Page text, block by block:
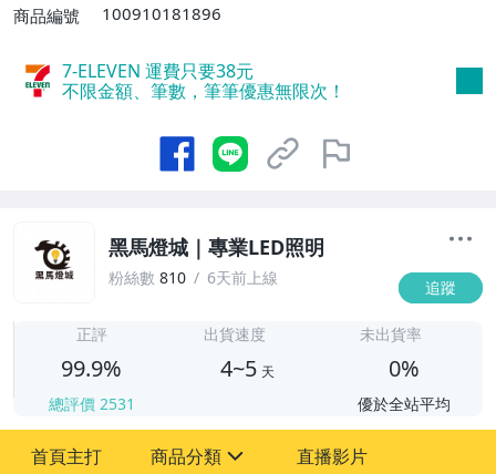
商品編號
100910181896
7-ELEVEN 運費只要38元
不限金額、筆數，筆筆優惠無限次！
黑馬燈城｜專業LED照明
粉絲數 810 6天前上線 追蹤
正評
99.9%
總評價 2531
出貨速度
4~5 天
未出貨率
0%
優於全站平均
首頁主打 商品分類 直播影片